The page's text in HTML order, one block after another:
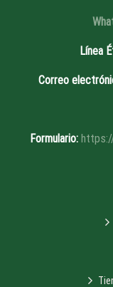
Línea
Correo
Formulario: